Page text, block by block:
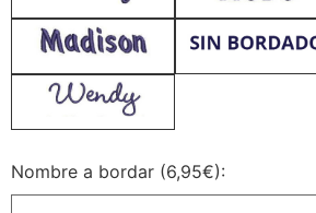
Nombre a bordar (6,95€):